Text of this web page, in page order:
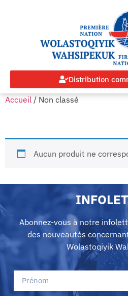
Distribution
Accueil / Non classé
Aucun produit ne
Abonnez-vous à notre
des nouveautés
Wolastoqiyik